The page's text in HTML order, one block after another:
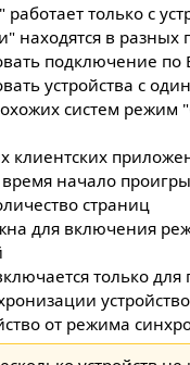
только с
в разных
подключение по
устройства с
систем
клиентских
начало
страниц
для включения
только для
от режима